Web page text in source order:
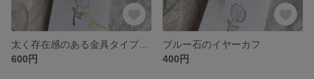
太く存在感のある金具タイプのイヤーカフ
600円
ブルー石のイヤーカフ
400円